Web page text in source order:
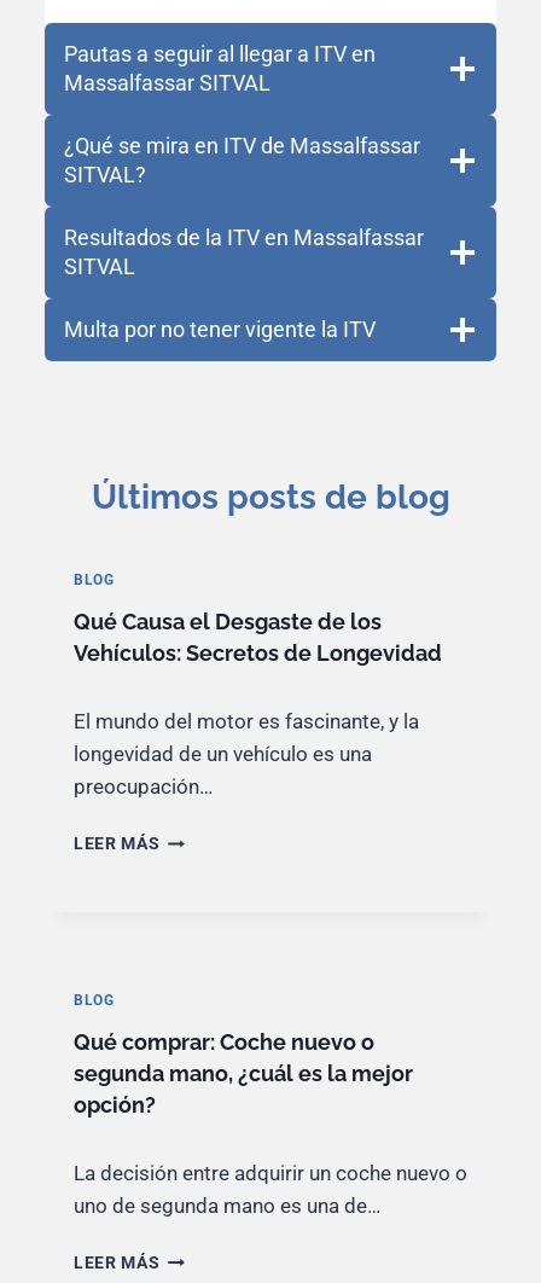
Pautas a seguir al llegar a ITV en
Massalfassar SITVAL
¿Qué se mira en ITV de Massalfassar
SITVAL?
Resultados de la ITV en Massalfassar
SITVAL
Multa por no tener vigente la ITV
Últimos posts de blog
BLOG
Qué Causa el Desgaste de los
Vehículos: Secretos de Longevidad
El mundo del motor es fascinante, y la
longevidad de un vehículo es una
preocupación…
LEER MÁS Q
E
L
G
S
E
BLOG
Qué comprar: Coche nuevo o
segunda mano, ¿cuál es la mejor
opción?
La decisión entre adquirir un coche nuevo o
uno de segunda mano es una de…
LEER MÁS Q